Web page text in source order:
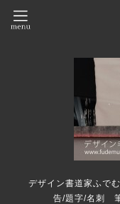
デザイン書道家ふで
告/題字/名刺